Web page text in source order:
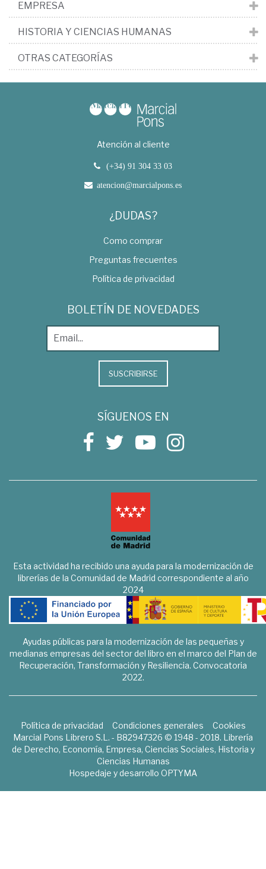
EMPRESA
HISTORIA Y CIENCIAS HUMANAS
OTRAS CATEGORÍAS
Atención al cliente
(+34) 91 304 33 03
atencion@marcialpons.es
¿DUDAS?
Como comprar
Preguntas frecuentes
Política de privacidad
BOLETÍN DE NOVEDADES
SUSCRIBIRSE
SÍGUENOS EN
Esta actividad ha recibido una ayuda para la modernización de
librerías de la Comunidad de Madrid correspondiente al año
2024
Ayudas públicas para la modernización de las pequeñas y
medianas empresas del sector del libro en el marco del Plan de
Recuperación, Transformación y Resiliencia. Convocatoria
2022.
Política de privacidad Condiciones generales
Cookies
Marcial Pons Librero S.L. - B82947326 © 1948 - 2018. Librería
de Derecho, Economía, Empresa, Ciencias Sociales, Historia y
Ciencias Humanas
Hospedaje y desarrollo OPTYMA